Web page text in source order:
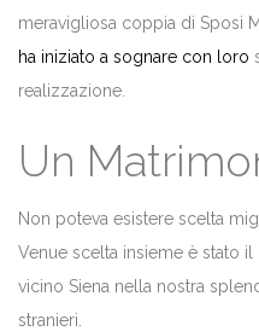
meravigliosa coppia di Sposi
ha iniziato a sognare con loro
realizzazione.
Un
Non poteva esistere scelta
Venue scelta insieme è stato il
vicino Siena nella nostra
stranieri.